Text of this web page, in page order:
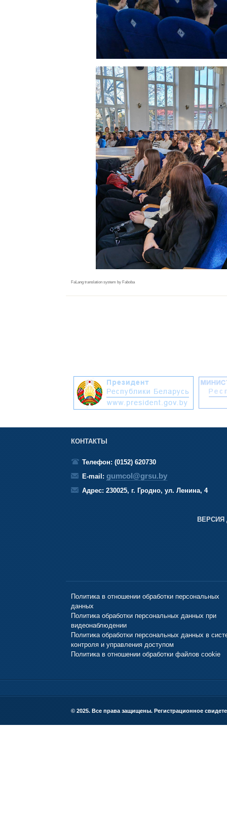
FaLang translation system by Faboba
КОНТАКТЫ
Телефон: (0152) 620730
E-mail: gumcol@grsu.by
Адрес: 230025, г. Гродно, ул. Ленина, 4
Политика в отношении обработки персональных
данных
Политика обработки персональных данных при
видеонаблюдении
Политика обработки персональных данных в
контроля и управления доступом
Политика в отношении обработки файлов cookie
© 2025. Все права защищены. Регистрационное